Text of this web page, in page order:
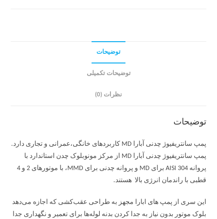
توضیحات
توضیحات تکمیلی
نظرات (0)
توضیحات
پمپ سانتریفیوژ چدنی آبارا MD کاربردهای خانگی،عمرانی و تجاری دارد.
پمپ سانتریفیوژ چدنی آبارا MD از مرکز مونوبلوک چدن استاندارد با
پروانه AISI 304 برای MD و پروانه چدنی برای MMD، با موتورهای 2 و 4
قطبی با راندمان انرژی بالا هستند.
این سری از پمپ های ابارا مجهز به طراحی عقب‌کشی که اجازه می‌دهد
بلوک موتور بدون نیاز به جدا کردن بدنه لوله‌ها برای تعمیر و نگهداری جدا